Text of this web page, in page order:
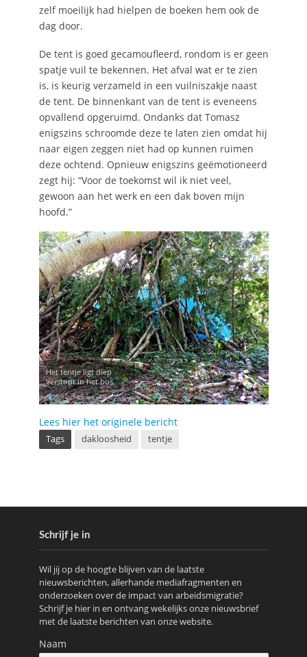
zelf moeilijk had hielpen de boeken hem ook de
dag door.
De tent is goed gecamoufleerd, rondom is er geen
spatje vuil te bekennen. Het afval wat er te zien
is, is keurig verzameld in een vuilniszakje naast
de tent. De binnenkant van de tent is eveneens
opvallend opgeruimd. Ondanks dat Tomasz
enigszins schroomde deze te laten zien omdat hij
naar eigen zeggen niet had op kunnen ruimen
deze ochtend. Opnieuw enigszins geëmotioneerd
zegt hij: “Voor de toekomst wil ik niet veel,
gewoon aan het werk en een dak boven mijn
hoofd.”
Het tentje ligt diep
verstopt in het bos.
Lees hier het originele bericht
Tags dakloosheid tentje
Schrijf je in
Wil jij op de hoogte blijven van de laatste
nieuwsberichten, allerhande mediafragmenten en
onderzoeken over de impact van arbeidsmigratie?
Schrijf je hier in en ontvang wekelijks onze nieuwsbrief
met de laatste berichten van onze website.
Naam